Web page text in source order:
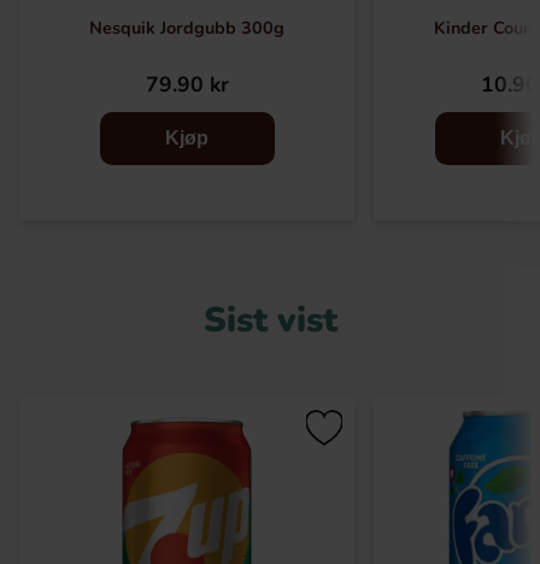
Nesquik Jordgubb 300g
79.90 kr
Kjøp
Kinder
Sist vist